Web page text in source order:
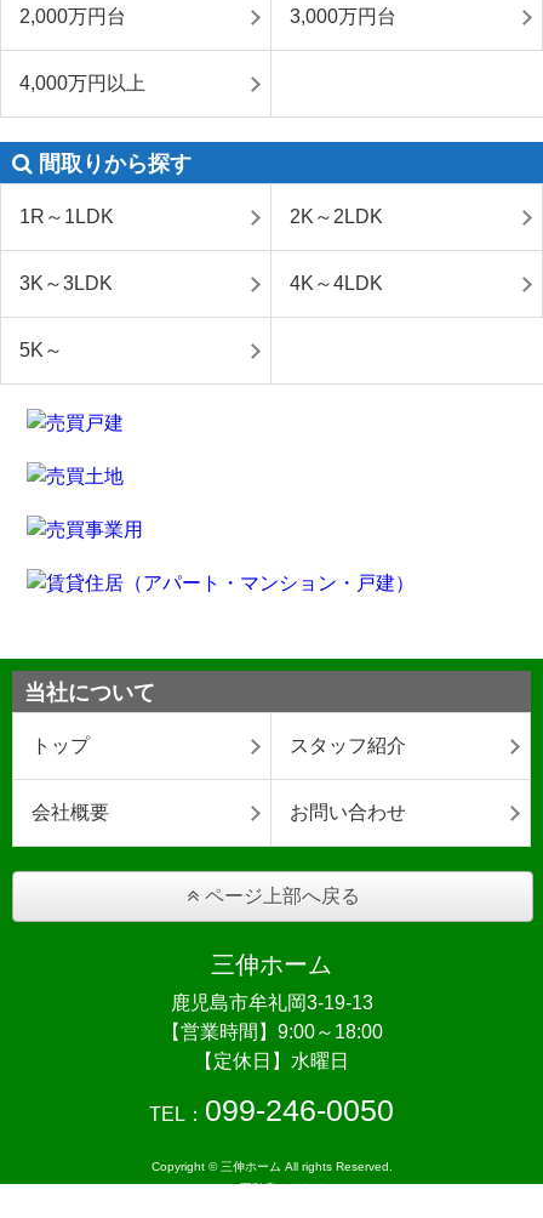
2,000万円台 3,000万円台
4,000万円以上
間取りから探す
1R～1LDK 2K～2LDK
3K～3LDK 4K～4LDK
5K～
当社について
トップ スタッフ紹介
会社概要 お問い合わせ
ページ上部へ戻る
三伸ホーム
鹿児島市牟礼岡3-19-13
【営業時間】9:00～18:00
【定休日】水曜日
TEL： 099-246-0050
Copyright © 三伸ホーム All rights Reserved.
powered by 不動産クラウドオフィス